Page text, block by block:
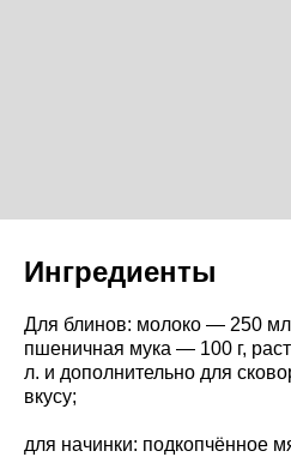
Ингредиенты
Для блинов: молоко — 250
пшеничная мука — 100 г,
л. и дополнительно для
вкусу;
для начинки: подкопчённое